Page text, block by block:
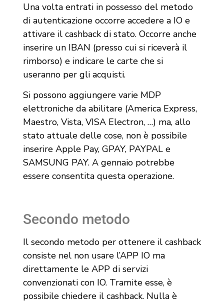
Una volta entrati in possesso del metodo
di autenticazione occorre accedere a IO e
attivare il cashback di stato. Occorre anche
inserire un IBAN (presso cui si riceverà il
rimborso) e indicare le carte che si
useranno per gli acquisti.
Si possono aggiungere varie MDP
elettroniche da abilitare (America Express,
Maestro, Vista, VISA Electron, …) ma, allo
stato attuale delle cose, non è possibile
inserire Apple Pay, GPAY, PAYPAL e
SAMSUNG PAY. A gennaio potrebbe
essere consentita questa operazione.
Secondo metodo
Il secondo metodo per ottenere il cashback
consiste nel non usare l’APP IO ma
direttamente le APP di servizi
convenzionati con IO. Tramite esse, è
possibile chiedere il cashback. Nulla è